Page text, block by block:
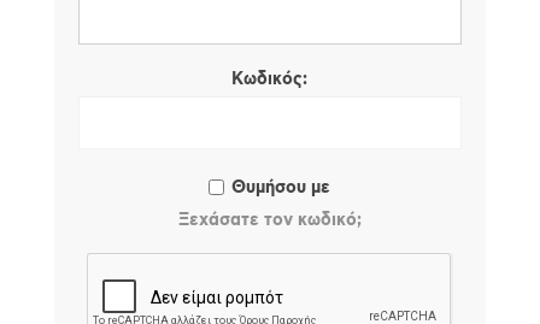
Κωδικός:
Θυμήσου με
Ξεχάσατε τον κωδικό;